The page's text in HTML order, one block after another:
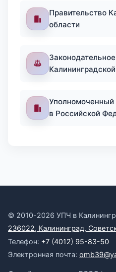
Правительство
области
Уполномоченный
в Российской
© 2010-2026 УПЧ в
236022, Калининград,
Телефон: +7 (4012) 95-83-50
Электронная почта: